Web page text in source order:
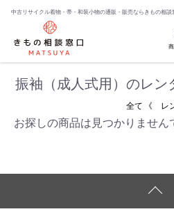
中古リサイクル着物・帯・和装小物の通販・販売なら きもの相談
振袖（成人式用）のレン
全て 《 レ
お探しの商品は見つかりません